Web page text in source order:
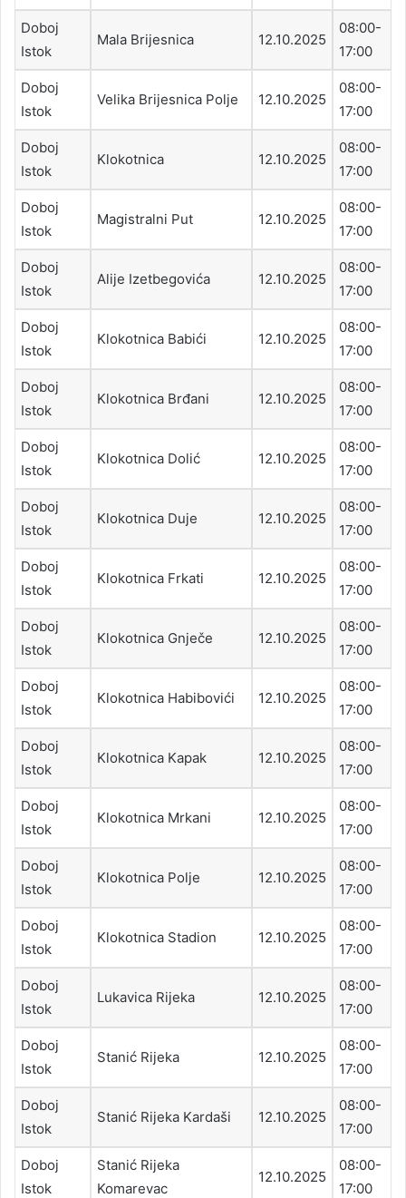
Doboj
Istok
Mala Brijesnica 12.10.2025
08:00-
17:00
Doboj
Istok
Velika Brijesnica Polje 12.10.2025
08:00-
17:00
Doboj
Istok
Klokotnica 12.10.2025
08:00-
17:00
Doboj
Istok
Magistralni Put 12.10.2025
08:00-
17:00
Doboj
Istok
Alije Izetbegovića 12.10.2025
08:00-
17:00
Doboj
Istok
Klokotnica Babići 12.10.2025
08:00-
17:00
Doboj
Istok
Klokotnica Brđani 12.10.2025
08:00-
17:00
Doboj
Istok
Klokotnica Dolić 12.10.2025
08:00-
17:00
Doboj
Istok
Klokotnica Duje 12.10.2025
08:00-
17:00
Doboj
Istok
Klokotnica Frkati 12.10.2025
08:00-
17:00
Doboj
Istok
Klokotnica Gnječe 12.10.2025
08:00-
17:00
Doboj
Istok
Klokotnica Habibovići 12.10.2025
08:00-
17:00
Doboj
Istok
Klokotnica Kapak 12.10.2025
08:00-
17:00
Doboj
Istok
Klokotnica Mrkani 12.10.2025
08:00-
17:00
Doboj
Istok
Klokotnica Polje 12.10.2025
08:00-
17:00
Doboj
Istok
Klokotnica Stadion 12.10.2025
08:00-
17:00
Doboj
Istok
Lukavica Rijeka 12.10.2025
08:00-
17:00
Doboj
Istok
Stanić Rijeka 12.10.2025
08:00-
17:00
Doboj
Istok
Stanić Rijeka Kardaši 12.10.2025
08:00-
17:00
Doboj
Istok
Stanić Rijeka
Komarevac
12.10.2025
08:00-
17:00